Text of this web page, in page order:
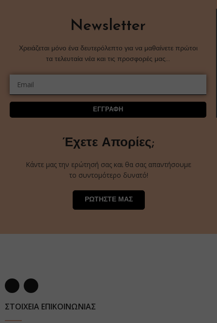
Newsletter
Χρειάζεται μόνο ένα δευτερόλεπτο για να μαθαίνετε πρώτοι
τα τελευταία νέα και τις προσφορές μας…
ΕΓΓΡΑΦΗ
Έχετε Απορίες;
Κάντε μας την ερώτησή σας και θα σας απαντήσουμε
το συντομότερο δυνατό!
ΡΩΤΗΣΤΕ ΜΑΣ
ΣΤΟΙΧΕΙΑ ΕΠΙΚΟΙΝΩΝΙΑΣ